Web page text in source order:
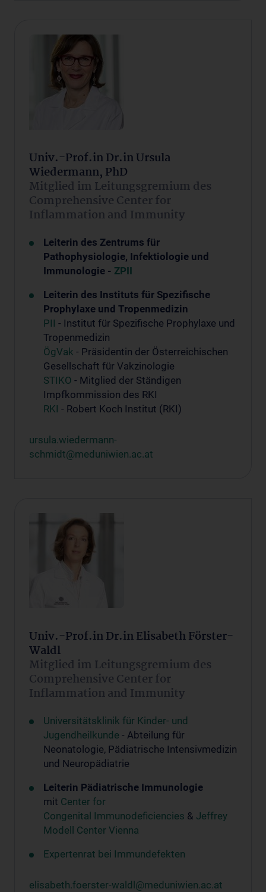
Univ.-Prof.in Dr.in Ursula
Wiedermann, PhD
Mitglied im Leitungsgremium des
Comprehensive Center for
Inflammation and Immunity
Leiterin des Zentrums für
Pathophysiologie, Infektiologie und
Immunologie - ZPII
Leiterin des Instituts für Spezifische
Prophylaxe und Tropenmedizin
PII - Institut für Spezifische Prophylaxe und
Tropenmedizin
ÖgVak - Präsidentin der Österreichischen
Gesellschaft für Vakzinologie
STIKO - Mitglied der Ständigen
Impfkommission des RKI
RKI - Robert Koch Institut (RKI)
ursula.wiedermann-
schmidt@meduniwien.ac.at
Univ.-Prof.in Dr.in Elisabeth Förster-
Waldl
Mitglied im Leitungsgremium des
Comprehensive Center for
Inflammation and Immunity
Universitätsklinik für Kinder- und
Jugendheilkunde - Abteilung für
Neonatologie, Pädiatrische Intensivmedizin
und Neuropädiatrie
Leiterin Pädiatrische Immunologie
mit Center for
Congenital Immunodeficiencies & Jeffrey
Modell Center Vienna
Expertenrat bei Immundefekten
elisabeth.foerster-waldl@meduniwien.ac.at